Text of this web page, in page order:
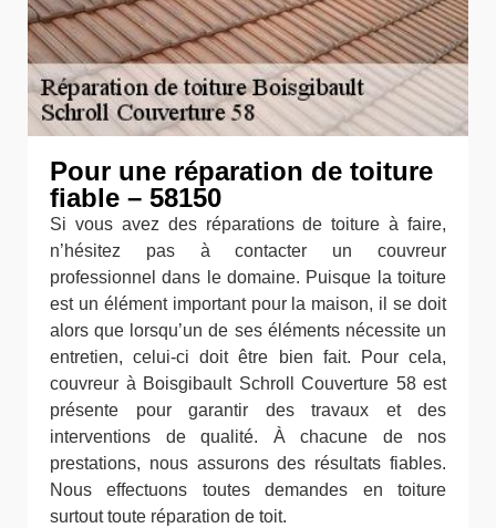
Pour une réparation de toiture
fiable – 58150
Si vous avez des réparations de toiture à faire,
n’hésitez pas à contacter un couvreur
professionnel dans le domaine. Puisque la toiture
est un élément important pour la maison, il se doit
alors que lorsqu’un de ses éléments nécessite un
entretien, celui-ci doit être bien fait. Pour cela,
couvreur à Boisgibault Schroll Couverture 58 est
présente pour garantir des travaux et des
interventions de qualité. À chacune de nos
prestations, nous assurons des résultats fiables.
Nous effectuons toutes demandes en toiture
surtout toute réparation de toit.